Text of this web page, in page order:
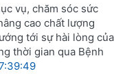
vụ, chăm sóc sức
cao chất lượng
tới sự hài lòng của
thời gian qua Bệnh